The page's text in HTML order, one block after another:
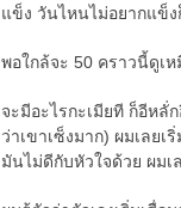
แข็ง วันไหนไม่อยากแข็
พอใกล้จะ 50 คราวนี้ดูเ
จะมีอะไรกะเมียที ก็อีหลั่
ว่าเขาเซ็งมาก) ผมเลย
มันไม่ดีกับหัวใจด้วย ผมเ